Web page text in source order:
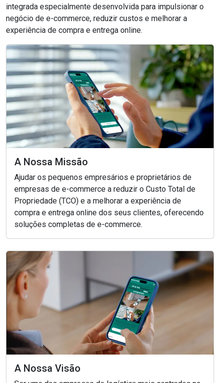
integrada especialmente desenvolvida para impulsionar o
negócio de e-commerce, reduzir custos e melhorar a
experiência de compra e entrega online.
A Nossa Missão
Ajudar os pequenos empresários e proprietários de
empresas de e-commerce a reduzir o Custo Total de
Propriedade (TCO) e a melhorar a experiência de
compra e entrega online dos seus clientes, oferecendo
soluções completas de e-commerce.
A Nossa Visão